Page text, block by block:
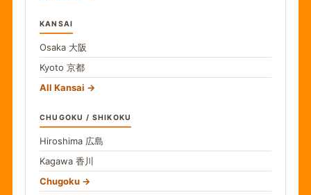
KANSAI
Osaka 大阪
Kyoto 京都
All Kansai
CHUGOKU / SHIKOKU
Hiroshima 広島
Kagawa 香川
Chugoku